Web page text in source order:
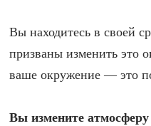
Вы находитесь в своей
призваны изменить это
ваше окружение — это
Вы измените